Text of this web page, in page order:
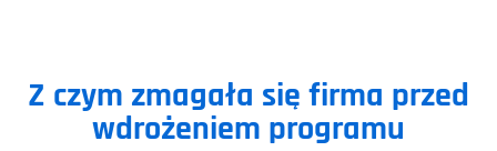
Z czym zmagała się firma przed
wdrożeniem programu